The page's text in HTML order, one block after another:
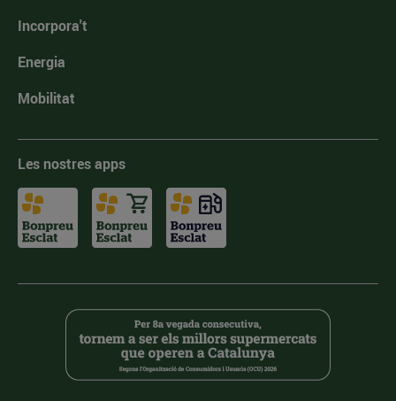
Incorpora't
Energia
Mobilitat
Les nostres apps